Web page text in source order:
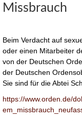
Missbrauch
Beim Verdacht auf
oder einen Mitarbeiter
von der Deutschen
der Deutschen
Sie sind für die Abtei
https://www.orden.de/